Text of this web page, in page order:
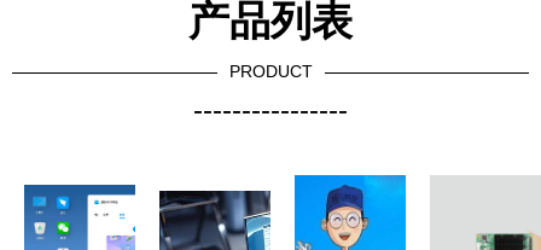
产品列表
PRODUCT
----------------